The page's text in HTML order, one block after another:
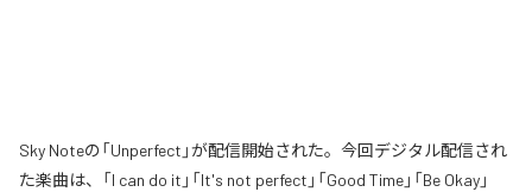
Sky Noteの「Unperfect」が配信開始された。今回デジタル配信され
た楽曲は、「I can do it」「It's not perfect」「Good Time」「Be Okay」